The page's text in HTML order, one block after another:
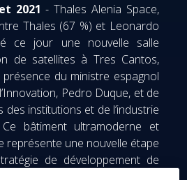
2021- Thales Alenia Space,
Thales (67 %) et Leonardo
ce jour une nouvelle salle
de satellites à Tres Cantos,
du ministre espagnol
Pedro Duque, et de
institutions et de l’industrie
Ce bâtiment ultramoderne et
représente une nouvelle étape
de développement de